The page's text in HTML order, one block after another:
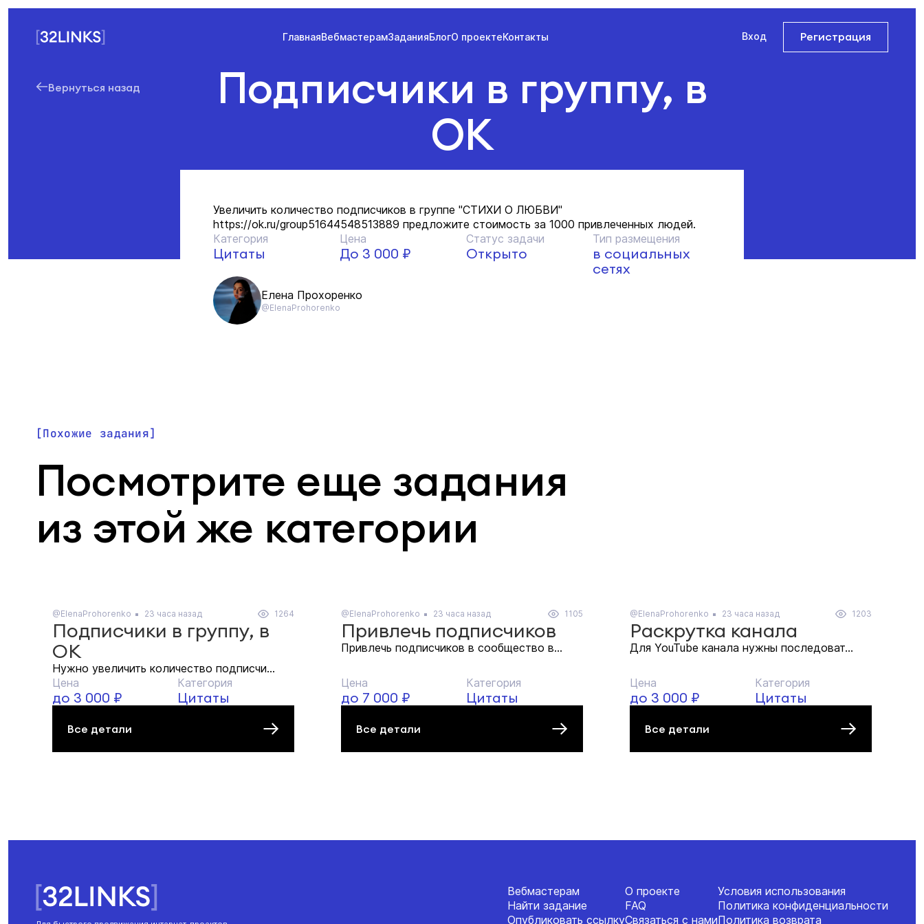
ГлавнаяВебмастерамЗаданияБлогО проектеКонтакты Вход Регистрация
Вернуться назад
Подписчики в группу, в
ОК
Увеличить количество подписчиков в группе "СТИХИ О ЛЮБВИ"
https://ok.ru/group51644548513889 предложите стоимость за 1000 привлеченных людей.
Категория
Цитаты
Цена
До 3 000 ₽
Статус задачи
Открыто
Тип размещения
в социальных
сетях
Елена Прохоренко
@ElenaProhorenko
Похожие задания
Посмотрите еще задания
из этой же категории
@ElenaProhorenko 23 часа назад 1264
Подписчики в группу, в
ОК
Нужно увеличить количество подписчи...
Цена
до 3 000 ₽
Категория
Цитаты
Все детали
@ElenaProhorenko 23 часа назад 1105
Привлечь подписчиков
Привлечь подписчиков в сообщество в...
Цена
до 7 000 ₽
Категория
Цитаты
Все детали
@ElenaProhorenko 23 часа назад 1203
Раскрутка канала
Для YouTube канала нужны последоват...
Цена
до 3 000 ₽
Категория
Цитаты
Все детали
Вебмастерам
Найти задание
Опубликовать ссылку
О проекте
FAQ
Связаться с нами
Условия использования
Политика конфиденциальности
Политика возврата